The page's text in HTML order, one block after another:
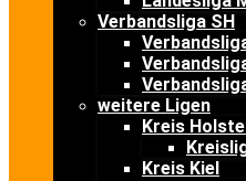
Verbandsliga SH
weitere Ligen
Kreis
Kreis Kiel